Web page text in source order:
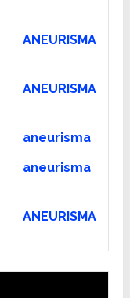
ANEURISMA
ANEURISMA
aneurisma
aneurisma
ANEURISMA